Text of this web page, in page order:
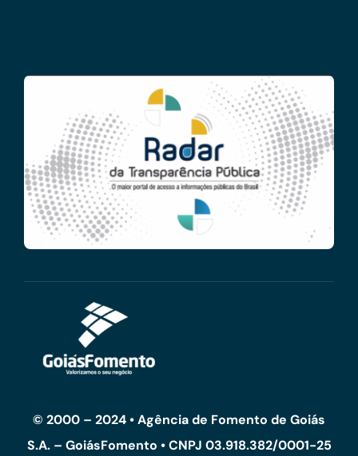
© 2000 – 2024 • Agência de Fomento de Goiás
S.A. – GoiásFomento • CNPJ 03.918.382/0001-25